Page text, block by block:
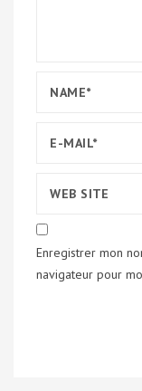
Enregistrer mon
navigateur pour